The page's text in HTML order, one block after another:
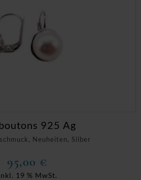
Neuheiten, Silber
925 Ag
95,00 €
19 % MwSt.